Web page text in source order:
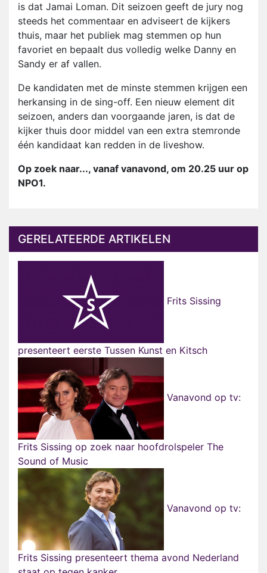
is dat Jamai Loman. Dit seizoen geeft de jury nog
steeds het commentaar en adviseert de kijkers
thuis, maar het publiek mag stemmen op hun
favoriet en bepaalt dus volledig welke Danny en
Sandy er af vallen.
De kandidaten met de minste stemmen krijgen een
herkansing in de sing-off. Een nieuw element dit
seizoen, anders dan voorgaande jaren, is dat de
kijker thuis door middel van een extra stemronde
één kandidaat kan redden in de liveshow.
Op zoek naar..., vanaf vanavond, om 20.25 uur op
NPO1.
GERELATEERDE ARTIKELEN
Frits Sissing
presenteert eerste Tussen Kunst en Kitsch
Vanavond op tv:
Frits Sissing op zoek naar hoofdrolspeler The
Sound of Music
Vanavond op tv:
Frits Sissing presenteert thema avond Nederland